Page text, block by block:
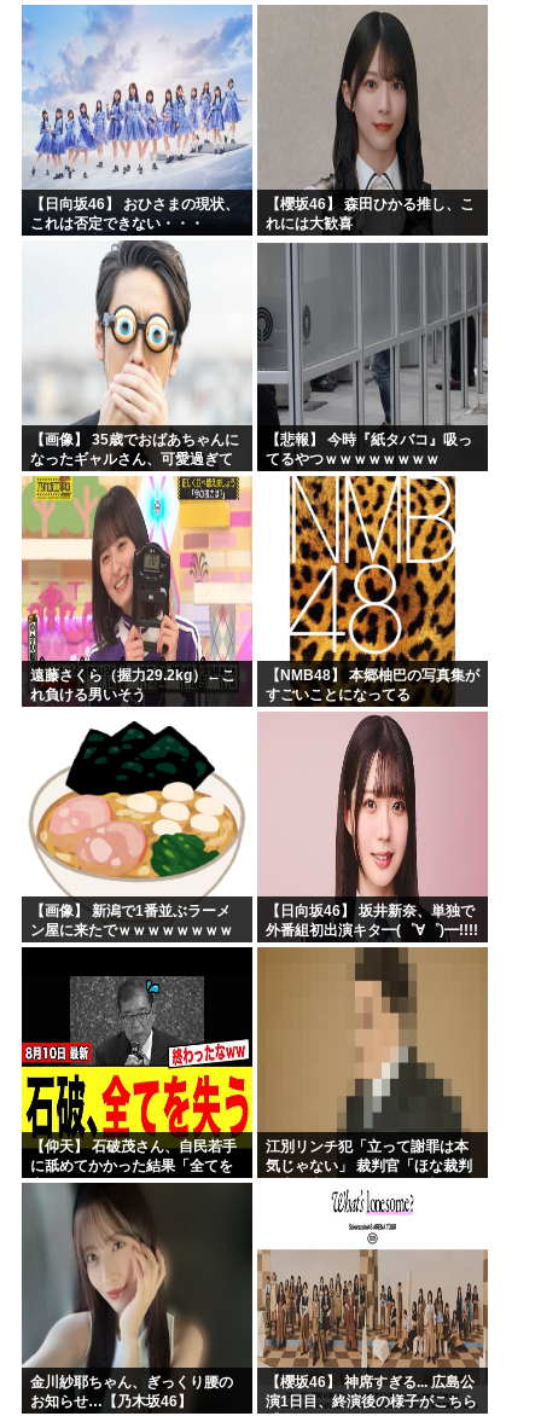
【日向坂46】 おひさまの現状、
これは否定できない・・・
【櫻坂46】 森田ひかる推し、こ
れには大歓喜
【画像】 35歳でおばあちゃんに
なったギャルさん、可愛過ぎて
嫉妬不可避w w w w w w w w w w
w
【悲報】 今時『紙タバコ』吸っ
てるやつｗｗｗｗｗｗｗｗ
遠藤さくら（握力29.2kg）←こ
れ負ける男いそう
【NMB48】 本郷柚巴の写真集が
すごいことになってる
【画像】 新潟で1番並ぶラーメ
ン屋に来たでｗｗｗｗｗｗｗｗ
【日向坂46】 坂井新奈、単独で
外番組初出演キタ━(゜∀゜)━!!!!
【仰天】 石破茂さん、自民若手
に舐めてかかった結果「全てを
失うｗｗｗｗｗ」
江別リンチ犯「立って謝罪は本
気じゃない」 裁判官「ほな裁判
ゃないな」
金川紗耶ちゃん、ぎっくり腰の
お知らせ…【乃木坂46】
【櫻坂46】 神席すぎる... 広島公
演1日目、終演後の様子がこちら